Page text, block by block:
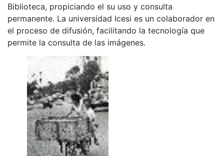
Biblioteca, propiciando el su uso y consulta
permanente. La universidad Icesi es un colaborador en
el proceso de difusión, facilitando la tecnología que
permite la consulta de las imágenes.